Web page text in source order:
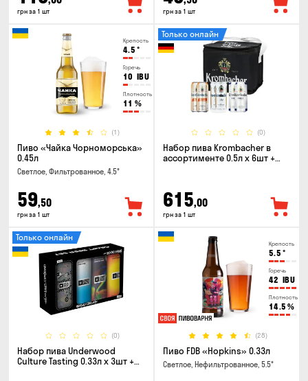
грн за 1 шт грн за 1 шт
Крепость
4.5 °
Горечь
10 IBU
Плотность
11 %
(1)
Пиво «Чайка Чорноморська»
0.45л
Светлое, Фильтрованное, 4.5°
59,50
грн за 1 шт
(0)
Только онлайн
Набор пива Krombacher в
ассортименте 0.5л х 6шт +
615,00
грн за 1 шт
(0)
Только онлайн
Набор пива Underwood
Culture Tasting 0.33л x 3шт +
Крепость
5.5 °
Горечь
42 IBU
Плотность
14.5 %
(28)
Пиво FDB «Hopkins» 0.33л
Светлое, Нефильтрованное, 5.5°